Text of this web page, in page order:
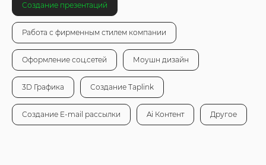
Создание презентаций
Работа с фирменным стилем компании
Оформление соц.сетей Моушн дизайн
3D Графика Создание Taplink
Создание E-mail рассылки Ai Контент Другое